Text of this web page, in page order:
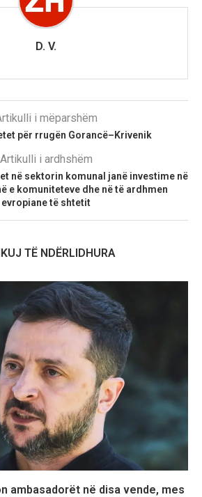
D. V.
i mëparshëm
për rrugën Gorancë–Krivenik
Artikulli i ardhshëm
në sektorin komunal janë investime në
e komuniteteve dhe në të ardhmen
evropiane të shtetit
TË NDËRLIDHURA
ambasadorët në disa vende, mes